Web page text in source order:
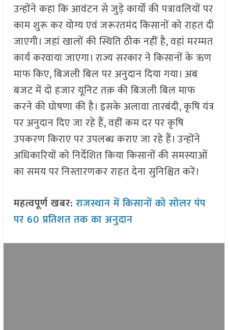
उन्होंने कहा कि आवंटन से जुड़े कार्यों की पत्रावलियों पर
काम शुरू कर योग्य एवं जरूरतमंद किसानों को राहत दी
जाएगी। जहां खालों की स्थिति ठीक नहीं है, वहां मरम्मत
कार्य करवाया जाएगा। राज्य सरकार ने किसानों के ऋण
माफ किए, बिजली बिल पर अनुदान दिया गया। अब
बजट में दो हजार यूनिट तक़ की बिजली बिल माफ
करने की घोषणा की है। इसके अलावा तारबंदी, कृषि यंत्र
पर अनुदान दिए जा रहे हैं, वहीं कम दर पर कृषि
उपकरण किराए पर उपलब्ध कराए जा रहे हैं। उन्होंने
अधिकारियों को निर्देशित किया किसानों की समस्याओं
का समय पर निस्तारणकर राहत देना सुनिश्चित करें।
महत्वपूर्ण खबर:राजस्थान में किसानों को सोलर पंप
पर 60 प्रतिशत तक का अनुदान